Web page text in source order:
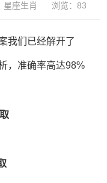
星座生肖 浏览：83
我们已经解开了
，准确率高达98%